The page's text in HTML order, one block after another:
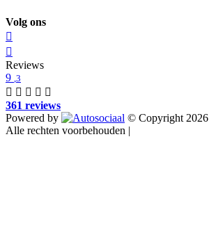
Volg ons
Reviews
9 ,3
361 reviews
Powered by
© Copyright 2026
Alle rechten voorbehouden |